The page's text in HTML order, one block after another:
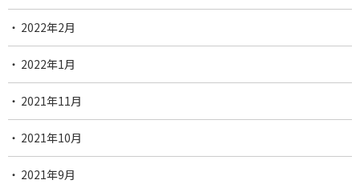
2022年2月
2022年1月
2021年11月
2021年10月
2021年9月